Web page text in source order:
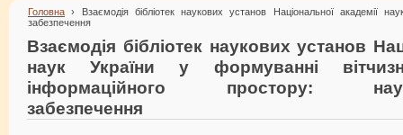
Головна › Взаємодія бібліотек наукових установ Національної академії
забезпечення
Взаємодія бібліотек наукових установ
наук України у формуванні
інформаційного простору:
забезпечення